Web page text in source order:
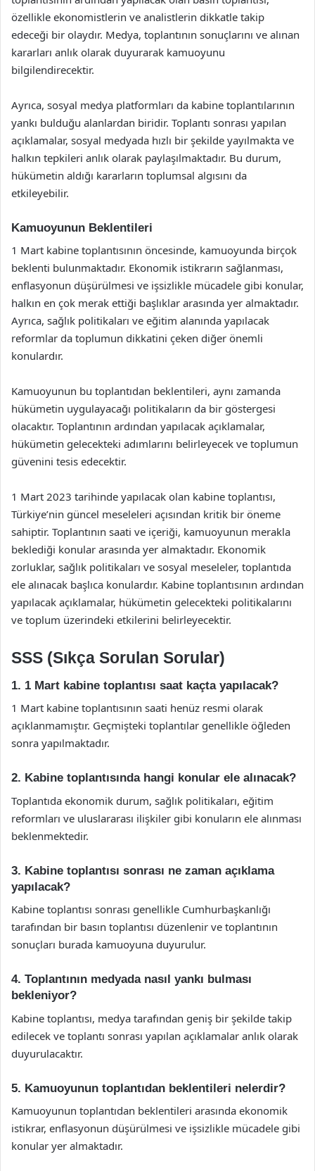
özellikle ekonomistlerin ve analistlerin dikkatle takip
edeceği bir olaydır. Medya, toplantının sonuçlarını ve alınan
kararları anlık olarak duyurarak kamuoyunu
bilgilendirecektir.
Ayrıca, sosyal medya platformları da kabine toplantılarının
yankı bulduğu alanlardan biridir. Toplantı sonrası yapılan
açıklamalar, sosyal medyada hızlı bir şekilde yayılmakta ve
halkın tepkileri anlık olarak paylaşılmaktadır. Bu durum,
hükümetin aldığı kararların toplumsal algısını da
etkileyebilir.
Kamuoyunun Beklentileri
1 Mart kabine toplantısının öncesinde, kamuoyunda birçok
beklenti bulunmaktadır. Ekonomik istikrarın sağlanması,
enflasyonun düşürülmesi ve işsizlikle mücadele gibi konular,
halkın en çok merak ettiği başlıklar arasında yer almaktadır.
Ayrıca, sağlık politikaları ve eğitim alanında yapılacak
reformlar da toplumun dikkatini çeken diğer önemli
konulardır.
Kamuoyunun bu toplantıdan beklentileri, aynı zamanda
hükümetin uygulayacağı politikaların da bir göstergesi
olacaktır. Toplantının ardından yapılacak açıklamalar,
hükümetin gelecekteki adımlarını belirleyecek ve toplumun
güvenini tesis edecektir.
1 Mart 2023 tarihinde yapılacak olan kabine toplantısı,
Türkiye’nin güncel meseleleri açısından kritik bir öneme
sahiptir. Toplantının saati ve içeriği, kamuoyunun merakla
beklediği konular arasında yer almaktadır. Ekonomik
zorluklar, sağlık politikaları ve sosyal meseleler, toplantıda
ele alınacak başlıca konulardır. Kabine toplantısının ardından
yapılacak açıklamalar, hükümetin gelecekteki politikalarını
ve toplum üzerindeki etkilerini belirleyecektir.
SSS (Sıkça Sorulan Sorular)
1. 1 Mart kabine toplantısı saat kaçta yapılacak?
1 Mart kabine toplantısının saati henüz resmi olarak
açıklanmamıştır. Geçmişteki toplantılar genellikle öğleden
sonra yapılmaktadır.
2. Kabine toplantısında hangi konular ele alınacak?
Toplantıda ekonomik durum, sağlık politikaları, eğitim
reformları ve uluslararası ilişkiler gibi konuların ele alınması
beklenmektedir.
3. Kabine toplantısı sonrası ne zaman açıklama
yapılacak?
Kabine toplantısı sonrası genellikle Cumhurbaşkanlığı
tarafından bir basın toplantısı düzenlenir ve toplantının
sonuçları burada kamuoyuna duyurulur.
4. Toplantının medyada nasıl yankı bulması
bekleniyor?
Kabine toplantısı, medya tarafından geniş bir şekilde takip
edilecek ve toplantı sonrası yapılan açıklamalar anlık olarak
duyurulacaktır.
5. Kamuoyunun toplantıdan beklentileri nelerdir?
Kamuoyunun toplantıdan beklentileri arasında ekonomik
istikrar, enflasyonun düşürülmesi ve işsizlikle mücadele gibi
konular yer almaktadır.